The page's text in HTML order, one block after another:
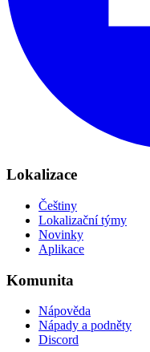
Lokalizace
Češtiny
Lokalizační týmy
Novinky
Aplikace
Komunita
Nápověda
Nápady a podněty
Discord